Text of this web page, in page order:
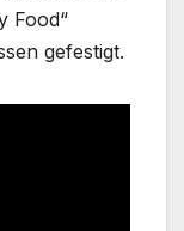
Food“
gefestigt.